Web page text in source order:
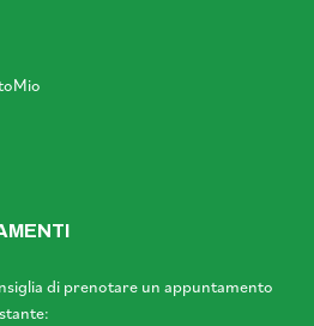
di prenotare un appuntamento